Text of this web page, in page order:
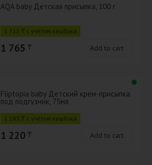
AQA baby Детская присыпка, 100 г
1 712 ₸ с учётом кешбэка
1 765 ₸ Add to cart
Fliptopia baby Детский крем-присыпка
под подгузник, 75мл
1 183 ₸ с учётом кешбэка
1 220 ₸ Add to cart